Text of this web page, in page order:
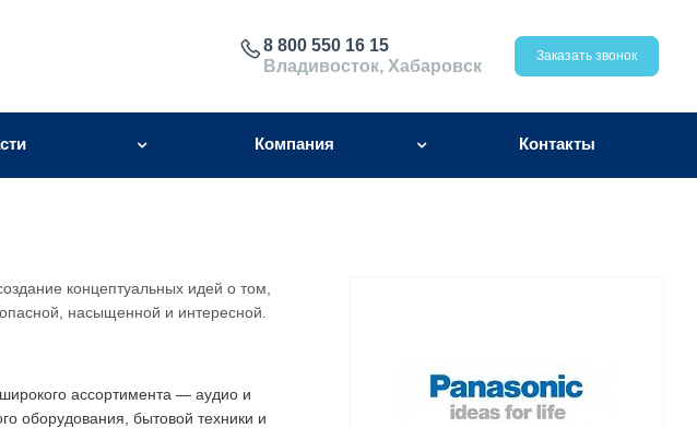
8 800 550 16 15
Владивосток, Хабаровск
Заказать звонок
Компания Контакты
концептуальных идей о том,
насыщенной и интересной.
ассортимента — аудио и
оборудования, бытовой техники и